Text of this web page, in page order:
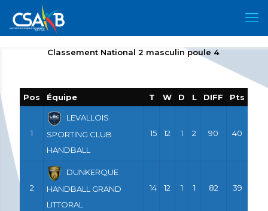
Classement National 2 masculin poule 4
Pos Équipe T W D L DIFF Pts
1
LEVALLOIS
SPORTING CLUB
HANDBALL
15 12 1 2 90 40
2
DUNKERQUE
HANDBALL GRAND
LITTORAL
14 12 1 1 82 39